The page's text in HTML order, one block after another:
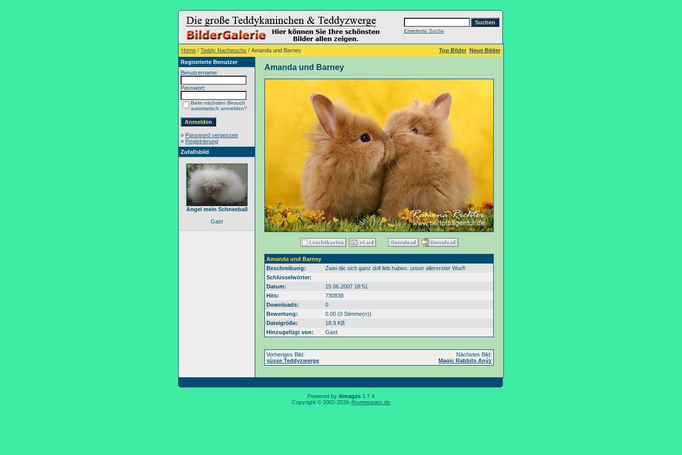
Erweiterte Suche
Home / Teddy Nachwuchs / Amanda und Barney Top Bilder Neue Bilder
Registrierte Benutzer
Benutzername:
Passwort:
Beim nächsten Besuch
automatisch anmelden?
» Password vergessen
» Registrierung
Zufallsbild
Angel mein Schneeball
Gast
Amanda und Barney
Amanda und Barney
Beschreibung:
Zwei die sich ganz doll lieb haben. unser allererster Wurf!
Schlüsselwörter:
Datum:
15.06.2007 18:51
Hits:
730838
Downloads:
0
Bewertung:
0.00 (0 Stimme(n))
Dateigröße:
18.9 KB
Hinzugefügt von:
Gast
Vorheriges Bild:
süsse Teddyzwerge
Nächstes Bild:
Magic Rabbits Anýz
Powered by 4images 1.7.4
Copyright © 2002-2026 4homepages.de